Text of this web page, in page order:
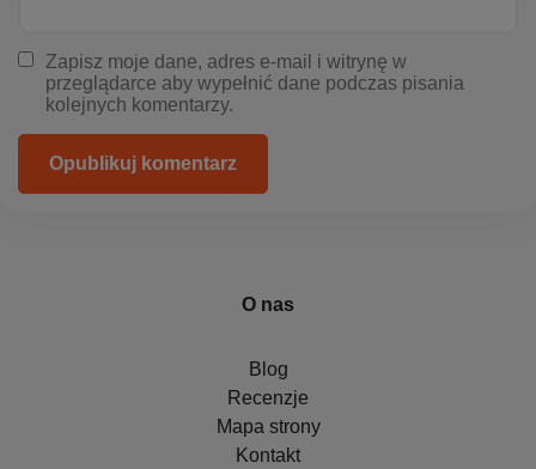
Zapisz moje dane, adres e-mail i witrynę w
przeglądarce aby wypełnić dane podczas pisania
kolejnych komentarzy.
Opublikuj komentarz
O nas
Blog
Recenzje
Mapa strony
Kontakt